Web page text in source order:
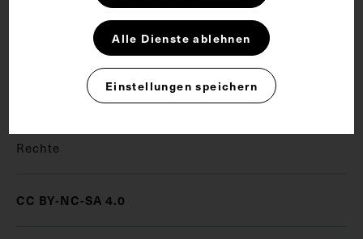
Schlagwörter
Chirurg Hochschullehrer
Rechte
CC BY-NC-SA 4.0
Alle Dienste ablehnen
Einstellungen speichern